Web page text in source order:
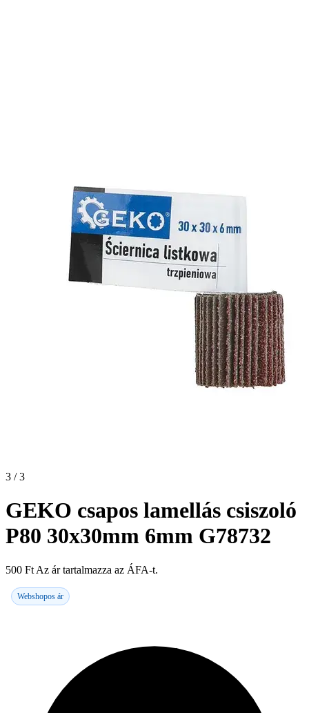
3 / 3
GEKO csapos lamellás csiszoló
P80 30x30mm 6mm G78732
500 Ft Az ár tartalmazza az ÁFA-t.
Webshopos ár